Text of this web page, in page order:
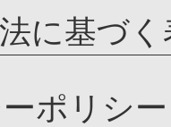
に基づく
ポリシー